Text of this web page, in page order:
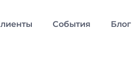
События Блог